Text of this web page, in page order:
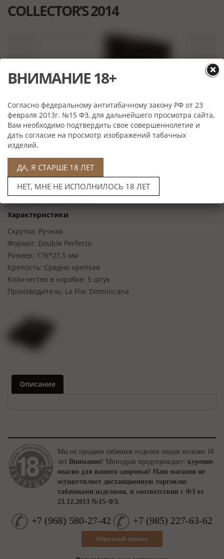
COLLECTOR’S 2014
Нет в наличии
Характеристики
Скрутка: Ручная
Формат: Double Perfecto
Размер: 176*21,5 мм
Крепость: Средне-крепкая
Количество в коробке: 5 штук
Производитель: La Flor Dominicana
Описание
Мы не продаем табачные изделия лицам моложе 18
лет Внимание! Минздрав предупреждает: курение
опасно для вашего здоровья! Наш магазин не
осуществляет дистанционную торговлю
табачными изделями, в соответствии с ФЗ от
23.12.2013 №15-ФЗ.
+7 (968) 580-27-42 +7 (985) 227-63-62
Обратный звонок
ВНИМАНИЕ 18+
Согласно федеральному антитабачному закону РФ от 23
февраля 2013г. №15 ФЗ, для дальнейшего просмотра сайта,
Вам необходимо подтвердить свое совершеннолетие и
дать согласие на просмотр изображений табачных
изделий.
ДА, Я СТАРШЕ 18 ЛЕТ
НЕТ, МНЕ НЕ ИСПОЛНИЛОСЬ 18 ЛЕТ